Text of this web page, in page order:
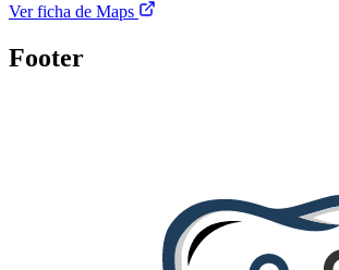
Ver ficha de Maps
Footer